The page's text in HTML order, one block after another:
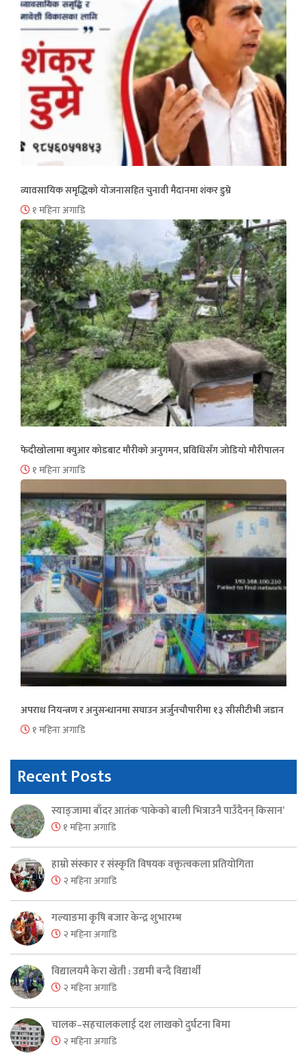
व्यावसायिक समृद्धिको योजनासहित चुनावी मैदानमा शंकर डुम्रे
१ महिना अगाडि
फेदीखोलामा क्युआर कोडबाट मौरीको अनुगमन, प्रविधिसँग जोडियो मौरीपालन
१ महिना अगाडि
अपराध नियन्त्रण र अनुसन्धानमा सघाउन अर्जुनचौपारीमा १३ सीसीटीभी जडान
१ महिना अगाडि
Recent Posts
स्याङ्जामा बाँदर आतंक ‘पाकेको बाली भित्राउनै पाउँदैनन् किसान’
१ महिना अगाडि
हाम्रो संस्कार र संस्कृति विषयक वक्तृत्वकला प्रतियोगिता
२ महिना अगाडि
गल्याङमा कृषि बजार केन्द्र शुभारम्भ
२ महिना अगाडि
विद्यालयमै केरा खेती : उद्यमी बन्दै विद्यार्थी
२ महिना अगाडि
चालक–सहचालकलाई दश लाखको दुर्घटना बिमा
२ महिना अगाडि